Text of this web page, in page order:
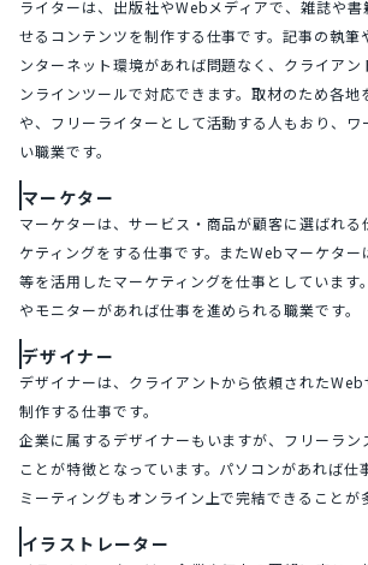
ライターは、出版社やWebメディアで、雑誌や
せるコンテンツを制作する仕事です。記事の執筆
ンターネット環境があれば問題なく、クライア
ンラインツールで対応できます。取材のため各地
や、フリーライターとして活動する人もおり、
い職業です。
マーケター
マーケターは、サービス・商品が顧客に選ばれる
ケティングをする仕事です。またWebマーケタ
等を活用したマーケティングを仕事としています
やモニターがあれば仕事を進められる職業です。
デザイナー
デザイナーは、クライアントから依頼された
制作する仕事です。
企業に属するデザイナーもいますが、フリーラ
ことが特徴となっています。パソコンがあれば仕
ミーティングもオンライン上で完結できることが
イラストレーター